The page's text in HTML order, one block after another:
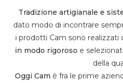
Tradizione artigianale e
dato modo di incontrare
i prodotti Cam sono realizzati
in modo rigoroso e
della
Oggi Cam è fra le prime